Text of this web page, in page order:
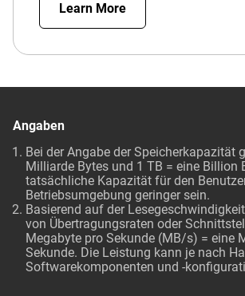
Learn More
Angaben
Bei der Angabe der Speicherkapazität
Milliarde Bytes und 1 TB = eine Billion
tatsächliche Kapazität für den
Betriebsumgebung geringer sein.
Basierend auf der
von Übertragungsraten oder
Megabyte pro Sekunde (MB/s) = eine
Sekunde. Die Leistung kann je nach
Softwarekomponenten und -